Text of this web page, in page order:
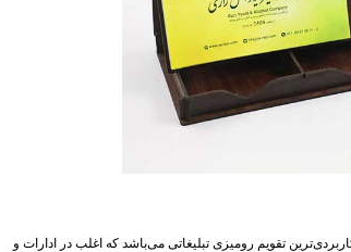
تقویم رومیزی تبلیغاتی می‌باشد که اغلب در ادارات و